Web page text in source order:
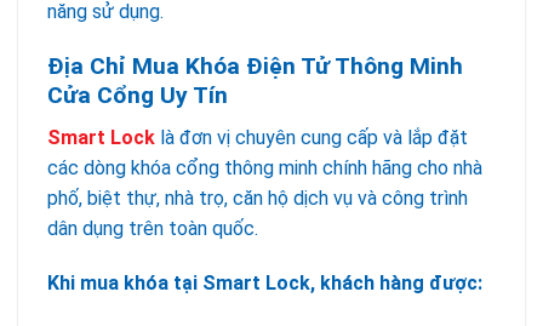
năng sử dụng.
Địa Chỉ Mua Khóa Điện Tử Thông Minh
Cửa Cổng Uy Tín
Smart Lock là đơn vị chuyên cung cấp và lắp đặt
các dòng khóa cổng thông minh chính hãng cho nhà
phố, biệt thự, nhà trọ, căn hộ dịch vụ và công trình
dân dụng trên toàn quốc.
Khi mua khóa tại Smart Lock, khách hàng được: